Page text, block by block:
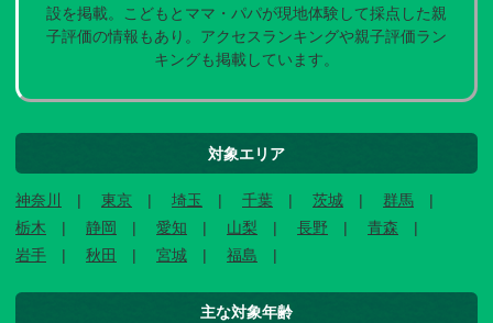
設を掲載。こどもとママ・パパが現地体験して採点した親
子評価の情報もあり。アクセスランキングや親子評価ラン
キングも掲載しています。
対象エリア
神奈川 東京 埼玉 千葉 茨城
群馬
栃木
静岡 愛知 山梨 長野
青森
岩手
秋田 宮城 福島
主な対象年齢